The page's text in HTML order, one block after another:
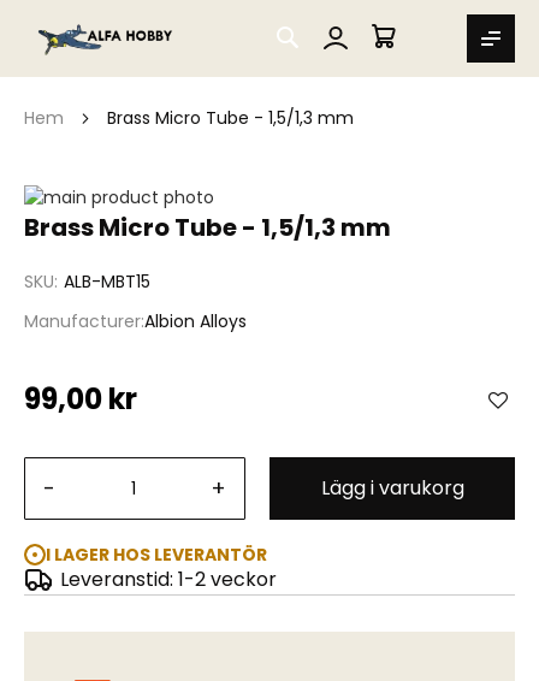
SEARCH
MIN VARUKORG
Hem Brass Micro Tube - 1,5/1,3 mm
Brass Micro Tube - 1,5/1,3 mm
SKU ALB-MBT15
ManufacturerAlbion Alloys
99,00 kr
- + Lägg i varukorg
I LAGER HOS LEVERANTÖR
Leveranstid: 1-2 veckor
Hoppa
till
bildgalleriet
Brass Micro Tube - 1,5/1,3 mm
Hoppa
av
bildgalleriet